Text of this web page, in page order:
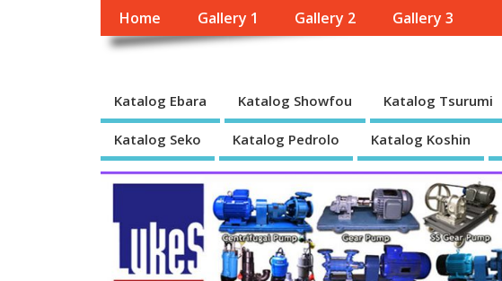
Home Gallery 1 Gallery 2 Gallery 3
Katalog Ebara Katalog Showfou Katalog Tsurumi
Katalog Seko Katalog Pedrolo Katalog Koshin